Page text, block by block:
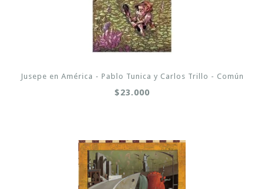
Jusepe en América - Pablo Tunica y Carlos Trillo - Común
$23.000